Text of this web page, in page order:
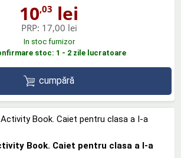
10,03 lei
PRP: 17,00 lei
In stoc furnizor
stoc: 1 - 2 zile lucratoare
cumpără
Book. Caiet pentru clasa a I-a